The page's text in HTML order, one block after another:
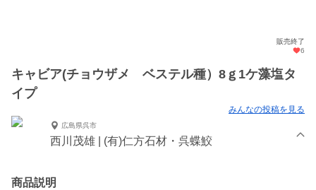
販売終了
6
キャビア(チョウザメ ベステル種）8ｇ1ケ藻塩タ
イプ
みんなの投稿を見る
広島県呉市
西川茂雄 | (有)仁方石材・呉蝶鮫
商品説明